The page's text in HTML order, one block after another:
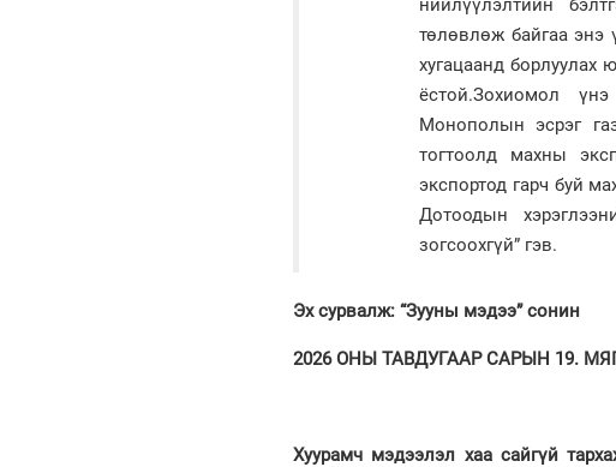
нийлүүлэлтийн
төлөвлөж байгаа
хугацаанд борлуулах
ёстой.Зохиомол
Монополын эсрэг
тогтоолд махны
экспортод гарч буй
Дотоодын
зогсоохгүй” гэв.
Эх сурвалж: “Зууны мэдээ” сонин
2026 ОНЫ ТАВДУГААР САРЫН 19.
Хуурамч мэдээлэл хаа сайгүй